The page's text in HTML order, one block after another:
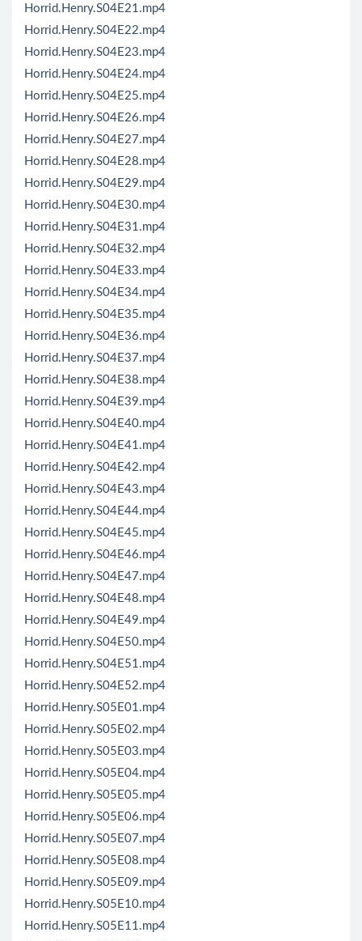
Horrid.Henry.S04E21.mp4
Horrid.Henry.S04E22.mp4
Horrid.Henry.S04E23.mp4
Horrid.Henry.S04E24.mp4
Horrid.Henry.S04E25.mp4
Horrid.Henry.S04E26.mp4
Horrid.Henry.S04E27.mp4
Horrid.Henry.S04E28.mp4
Horrid.Henry.S04E29.mp4
Horrid.Henry.S04E30.mp4
Horrid.Henry.S04E31.mp4
Horrid.Henry.S04E32.mp4
Horrid.Henry.S04E33.mp4
Horrid.Henry.S04E34.mp4
Horrid.Henry.S04E35.mp4
Horrid.Henry.S04E36.mp4
Horrid.Henry.S04E37.mp4
Horrid.Henry.S04E38.mp4
Horrid.Henry.S04E39.mp4
Horrid.Henry.S04E40.mp4
Horrid.Henry.S04E41.mp4
Horrid.Henry.S04E42.mp4
Horrid.Henry.S04E43.mp4
Horrid.Henry.S04E44.mp4
Horrid.Henry.S04E45.mp4
Horrid.Henry.S04E46.mp4
Horrid.Henry.S04E47.mp4
Horrid.Henry.S04E48.mp4
Horrid.Henry.S04E49.mp4
Horrid.Henry.S04E50.mp4
Horrid.Henry.S04E51.mp4
Horrid.Henry.S04E52.mp4
Horrid.Henry.S05E01.mp4
Horrid.Henry.S05E02.mp4
Horrid.Henry.S05E03.mp4
Horrid.Henry.S05E04.mp4
Horrid.Henry.S05E05.mp4
Horrid.Henry.S05E06.mp4
Horrid.Henry.S05E07.mp4
Horrid.Henry.S05E08.mp4
Horrid.Henry.S05E09.mp4
Horrid.Henry.S05E10.mp4
Horrid.Henry.S05E11.mp4